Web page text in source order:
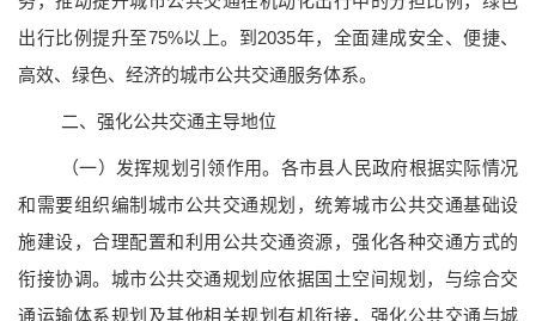
出行比例提升至75%以上。到2035年，全面建成安全、便捷、
高效、绿色、经济的城市公共交通服务体系。
二、强化公共交通主导地位
（一）发挥规划引领作用。 各市县人民政府根据实际情况
和需要组织编制城市公共交通规划，统筹城市公共交通基础设
施建设，合理配置和利用公共交通资源，强化各种交通方式的
衔接协调。城市公共交通规划应依据国土空间规划，与综合交
通运输体系规划及其他相关规划有机衔接，强化公共交通与城